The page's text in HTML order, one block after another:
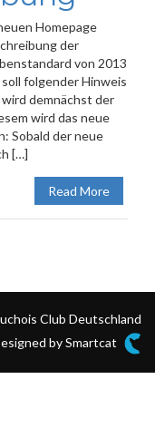
Homepage
der
von 2013
folgender Hinweis
demnächst der
wird das neue
Sobald der neue
[…]
Read More
Club Deutschland
by Smartcat